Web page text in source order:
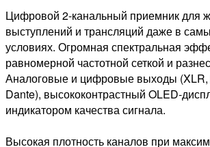
Цифровой 2-канальный приемник для
выступлений и трансляций даже в
условиях. Огромная спектральная
равномерной частотной сеткой и
Аналоговые и цифровые выходы (XLR,
Dante), высококонтрастный OLED-
индикатором качества сигнала.
Высокая плотность каналов при